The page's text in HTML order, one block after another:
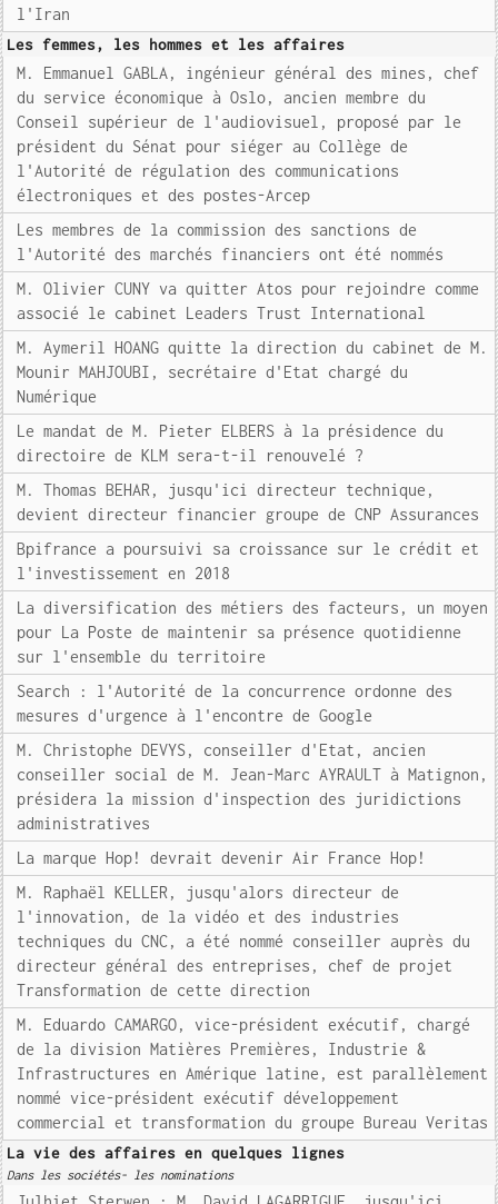
l'Iran
Les femmes, les hommes et les affaires
M. Emmanuel GABLA, ingénieur général des mines, chef
du service économique à Oslo, ancien membre du
Conseil supérieur de l'audiovisuel, proposé par le
président du Sénat pour siéger au Collège de
l'Autorité de régulation des communications
électroniques et des postes-Arcep
Les membres de la commission des sanctions de
l'Autorité des marchés financiers ont été nommés
M. Olivier CUNY va quitter Atos pour rejoindre comme
associé le cabinet Leaders Trust International
M. Aymeril HOANG quitte la direction du cabinet de M.
Mounir MAHJOUBI, secrétaire d'Etat chargé du
Numérique
Le mandat de M. Pieter ELBERS à la présidence du
directoire de KLM sera-t-il renouvelé ?
M. Thomas BEHAR, jusqu'ici directeur technique,
devient directeur financier groupe de CNP Assurances
Bpifrance a poursuivi sa croissance sur le crédit et
l'investissement en 2018
La diversification des métiers des facteurs, un moyen
pour La Poste de maintenir sa présence quotidienne
sur l'ensemble du territoire
Search : l'Autorité de la concurrence ordonne des
mesures d'urgence à l'encontre de Google
M. Christophe DEVYS, conseiller d'Etat, ancien
conseiller social de M. Jean-Marc AYRAULT à Matignon,
présidera la mission d'inspection des juridictions
administratives
La marque Hop! devrait devenir Air France Hop!
M. Raphaël KELLER, jusqu'alors directeur de
l'innovation, de la vidéo et des industries
techniques du CNC, a été nommé conseiller auprès du
directeur général des entreprises, chef de projet
Transformation de cette direction
M. Eduardo CAMARGO, vice-président exécutif, chargé
de la division Matières Premières, Industrie &
Infrastructures en Amérique latine, est parallèlement
nommé vice-président exécutif développement
commercial et transformation du groupe Bureau Veritas
La vie des affaires en quelques lignes
Dans les sociétés- les nominations